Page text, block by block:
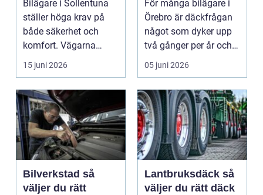
Bilägare i Sollentuna
ställer höga krav på
både säkerhet och
komfort. Vägarna
växlar mellan
motorväg...
15 juni 2026
För många bilägare i
Örebro är däckfrågan
något som dyker upp
två gånger per år och
mest känns som e...
05 juni 2026
Bilverkstad så
väljer du rätt
Lantbruksdäck så
väljer du rätt däck